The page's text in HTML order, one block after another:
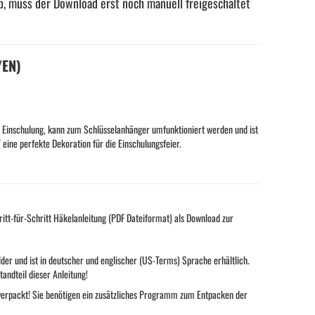
kann zum Schlüsselanhänger umfunktioniert werden und ist
perfekte Dekoration für die Einschulungsfeier.
für-Schritt Häkelanleitung (PDF Dateiformat) als Download zur
und ist in deutscher und englischer (US-Terms) Sprache erhältlich.
dieser Anleitung!
Sie benötigen ein zusätzliches Programm zum Entpacken der